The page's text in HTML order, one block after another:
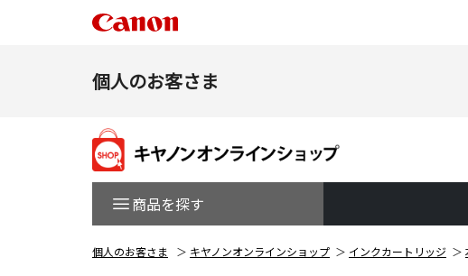
個人のお客さま
商品を探す
個人のお客さま キヤノンオンラインショップ インクカートリッジ